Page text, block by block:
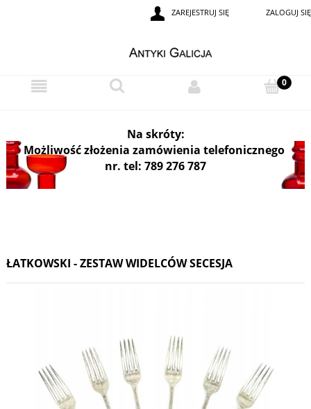
ZAREJESTRUJ SIĘ ZALOGUJ SIĘ
Na skróty:
Możliwość złożenia zamówienia telefonicznego
nr. tel: 789 276 787
ŁATKOWSKI - ZESTAW WIDELCÓW SECESJA